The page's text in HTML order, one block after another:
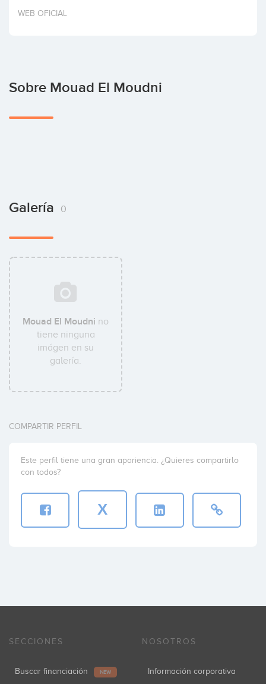
Invertir
WEB OFICIAL
Sobre Mouad El Moudni
Galería 0
Mouad El Moudni no
tiene ninguna
imágen en su
galería.
COMPARTIR PERFIL
Este perfil tiene una gran apariencia. ¿Quieres compartirlo
con todos?
X
SECCIONES
Buscar financiación NEW
NOSOTROS
Información corporativa